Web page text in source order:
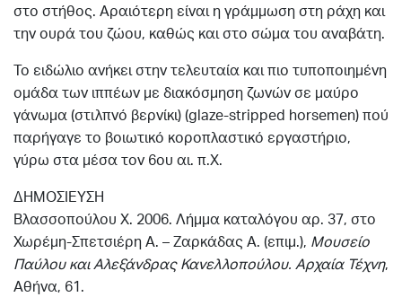
στο στήθος. Αραιότερη είναι η γράμμωση στη ράχη και
την ουρά του ζώου, καθώς και στο σώμα του αναβάτη.
Το ειδώλιο ανήκει στην τελευταία και πιο τυποποιημένη
ομάδα των ιππέων με διακόσμηση ζωνών σε μαύρο
γάνωμα (στιλπνό βερνίκι) (glaze-stripped horsemen) πού
παρήγαγε το βοιωτικό κοροπλαστικό εργαστήριο,
γύρω στα μέσα τον 6ου αι. π.Χ.
ΔΗΜΟΣΙΕΥΣΗ
Βλασσοπούλου Χ. 2006. Λήμμα καταλόγου αρ. 37, στο
Χωρέμη-Σπετσιέρη Α. – Ζαρκάδας Α. (επιμ.), Μουσείο
Παύλου και Αλεξάνδρας Κανελλοπούλου. Αρχαία Τέχνη,
Αθήνα, 61.